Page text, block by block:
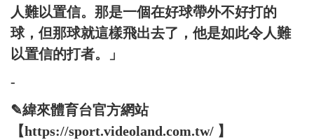
人難以置信。那是一個在好球帶外不好打的
球，但那球就這樣飛出去了，他是如此令人難
以置信的打者。」
-
✎緯來體育台官方網站
【https://sport.videoland.com.tw/ 】